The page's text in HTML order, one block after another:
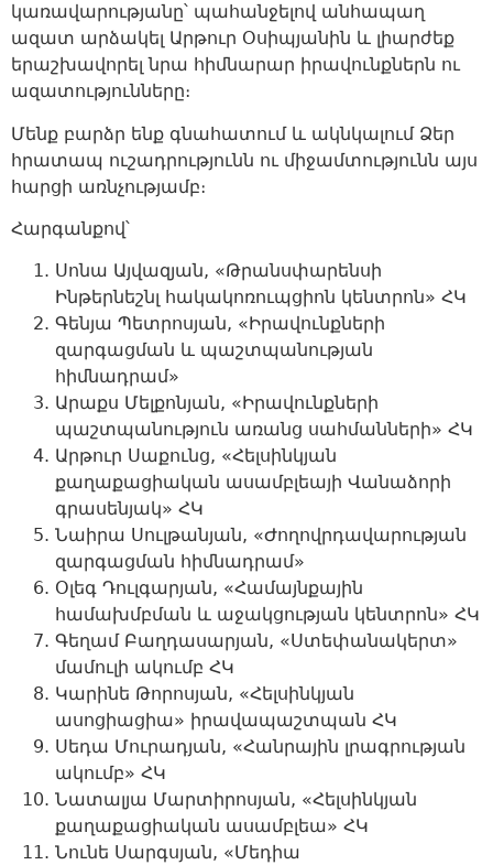
կառավարությանը՝ պահանջելով անհապաղ
ազատ արձակել Արթուր Օսիպյանին և լիարժեք
երաշխավորել նրա հիմնարար իրավունքներն ու
ազատությունները։
Մենք բարձր ենք գնահատում և ակնկալում Ձեր
հրատապ ուշադրությունն ու միջամտությունն այս
հարցի առնչությամբ։
Հարգանքով՝
Սոնա Այվազյան, «Թրանսփարենսի
Ինթերնեշնլ հակակոռուպցիոն կենտրոն» ՀԿ
Գենյա Պետրոսյան, «Իրավունքների
զարգացման և պաշտպանության
հիմնադրամ»
Արաքս Մելքոնյան, «Իրավունքների
պաշտպանություն առանց սահմանների» ՀԿ
Արթուր Սաքունց, «Հելսինկյան
քաղաքացիական ասամբլեայի Վանաձորի
գրասենյակ» ՀԿ
Նաիրա Սուլթանյան, «Ժողովրդավարության
զարգացման հիմնադրամ»
Օլեգ Դուլգարյան, «Համայնքային
համախմբման և աջակցության կենտրոն» ՀԿ
Գեղամ Բաղդասարյան, «Ստեփանակերտ»
մամուլի ակումբ ՀԿ
Կարինե Թորոսյան, «Հելսինկյան
ասոցիացիա» իրավապաշտպան ՀԿ
Սեդա Մուրադյան, «Հանրային լրագրության
ակումբ» ՀԿ
Նատալյա Մարտիրոսյան, «Հելսինկյան
քաղաքացիական ասամբլեա» ՀԿ
Նունե Սարգսյան, «Մեդիա